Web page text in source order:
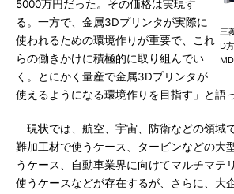
三
D
5000万円だった。その価格は実現す
る。一方で、金属3Dプリンタが実際に
使われるための環境作りが重要で、これ
らの働きかけに積極的に取り組んでい
く。とにかく量産で金属3Dプリンタが
使えるようになる環境作りを目指す」と語
現状では、航空、宇宙、防衛などの領域
難加工材で使うケース、タービンなどの大
うケース、自動車業界に向けてマルチマテ
使うケースなどが存在するが、さらに、大